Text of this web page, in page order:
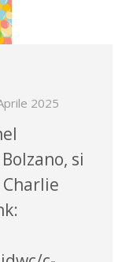
2025
si